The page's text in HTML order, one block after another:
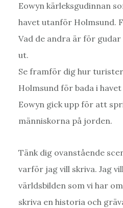
Eowyn kärleksgudinnan
havet utanför Holmsund.
Vad de andra är för gudar
ut.
Se framför dig hur
Holmsund för bada i
Eowyn gick upp för att
människorna på jorden.
Tänk dig ovanstående
varför jag vill skriva. Jag
världsbilden som vi har
skriva en historia och